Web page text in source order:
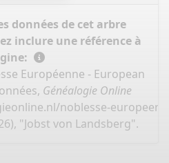
données de cet arbre
inclure une référence à
Européenne - European
Généalogie Online
noblesse-
"Jobst von Landsberg".